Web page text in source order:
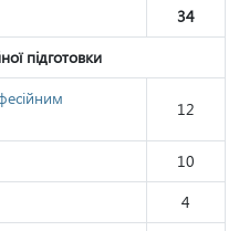
34
підготовки
12
10
4